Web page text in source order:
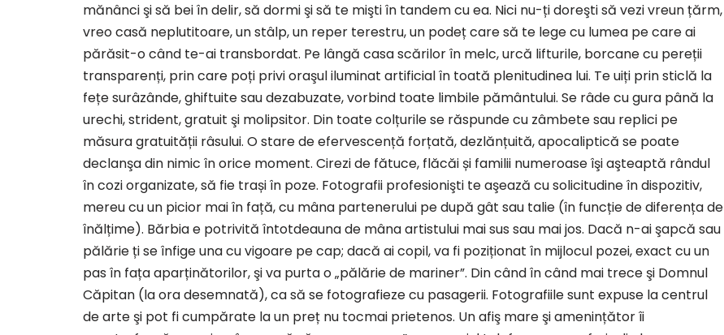
mănânci şi să bei în delir, să dormi şi să te mişti în tandem cu ea. Nici nu-ți doreşti să vezi vreun țărm,
vreo casă neplutitoare, un stâlp, un reper terestru, un podeț care să te lege cu lumea pe care ai
părăsit-o când te-ai transbordat. Pe lângă casa scărilor în melc, urcă lifturile, borcane cu pereții
transparenți, prin care poți privi oraşul iluminat artificial în toată plenitudinea lui. Te uiți prin sticlă la
fețe surâzânde, ghiftuite sau dezabuzate, vorbind toate limbile pământului. Se râde cu gura până la
urechi, strident, gratuit şi molipsitor. Din toate colțurile se răspunde cu zâmbete sau replici pe
măsura gratuității râsului. O stare de efervescență forțată, dezlănțuită, apocaliptică se poate
declanşa din nimic în orice moment. Cirezi de fătuce, flăcăi și familii numeroase îşi aşteaptă rândul
în cozi organizate, să fie trași în poze. Fotografii profesionişti te aşează cu solicitudine în dispozitiv,
mereu cu un picior mai în față, cu mâna partenerului pe după gât sau talie (în funcție de diferența de
înălțime). Bărbia e potrivită întotdeauna de mâna artistului mai sus sau mai jos. Dacă n-ai şapcă sau
pălărie ți se înfige una cu vigoare pe cap; dacă ai copil, va fi poziționat în mijlocul pozei, exact cu un
pas în fața aparținătorilor, şi va purta o „pălărie de mariner”. Din când în când mai trece şi Domnul
Căpitan (la ora desemnată), ca să se fotografieze cu pasagerii. Fotografiile sunt expuse la centrul
de arte şi pot fi cumpărate la un preț nu tocmai prietenos. Un afiş mare şi amenințător îi